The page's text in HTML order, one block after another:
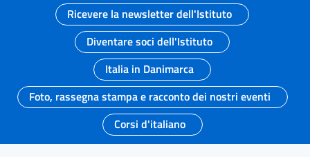
Ricevere la newsletter dell'Istituto
Diventare soci dell'Istituto
Italia in Danimarca
Foto, rassegna stampa e racconto dei nostri eventi
Corsi d'italiano